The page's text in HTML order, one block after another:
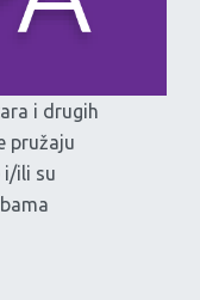
i drugih
pružaju
i/ili su